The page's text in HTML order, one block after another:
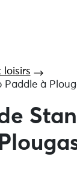
loisirs
Paddle à